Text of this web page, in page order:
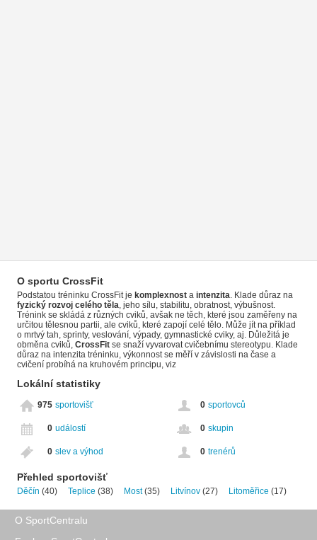
O sportu CrossFit
Podstatou tréninku CrossFit je komplexnost a intenzita . Klade důraz na
fyzický rozvoj celého těla , jeho sílu, stabilitu, obratnost, výbušnost.
Trénink se skládá z různých cviků, avšak ne těch, které jsou zaměřeny na
určitou tělesnou partii, ale cviků, které zapojí celé tělo. Může jít na příklad
o mrtvý tah, sprinty, veslování, výpady, gymnastické cviky, aj. Důležitá je
obměna cviků, CrossFit se snaží vyvarovat cvičebnímu stereotypu. Klade
důraz na intenzita tréninku, výkonnost se měří v závislosti na čase a
cvičení probíhá na kruhovém principu, viz
Lokální statistiky
975 sportovišť 0 sportovců
0 událostí 0 skupin
0 slev a výhod 0 trenérů
Přehled sportovišť
Děčín (40) Teplice (38) Most (35) Litvínov (27) Litoměřice (17)
O SportCentralu